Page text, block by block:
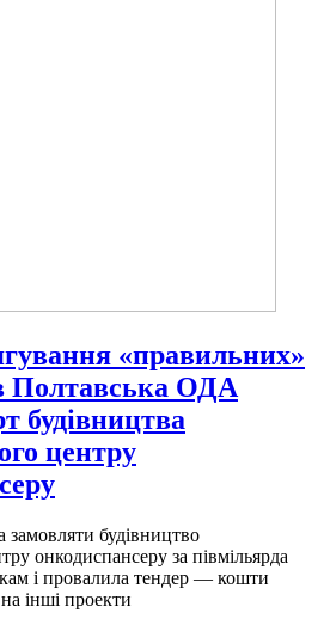
«правильних»
Полтавська ОДА
будівництва
центру
замовляти будівництво
онкодиспансеру за півмільярда
і провалила тендер — кошти
інші проекти